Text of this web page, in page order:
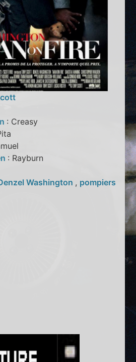
: Creasy
: Rayburn
Washington , pompiers